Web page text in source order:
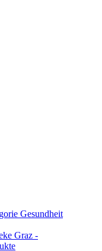
Gesundheit